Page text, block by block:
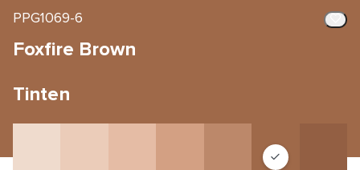
PPG1069-6
Foxfire Brown
Tinten